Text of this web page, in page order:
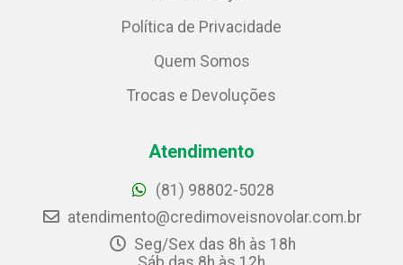
Política de Privacidade
Quem Somos
Trocas e Devoluções
Atendimento
(81) 98802-5028
atendimento@credimoveisnovolar.com.br
Seg/Sex das 8h às 18h